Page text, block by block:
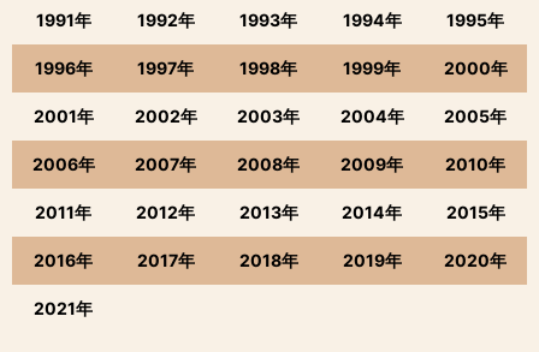
1991年 1992年 1993年 1994年 1995年
1996年 1997年 1998年 1999年 2000年
2001年 2002年 2003年 2004年 2005年
2006年 2007年 2008年 2009年 2010年
2011年 2012年 2013年 2014年 2015年
2016年 2017年 2018年 2019年 2020年
2021年